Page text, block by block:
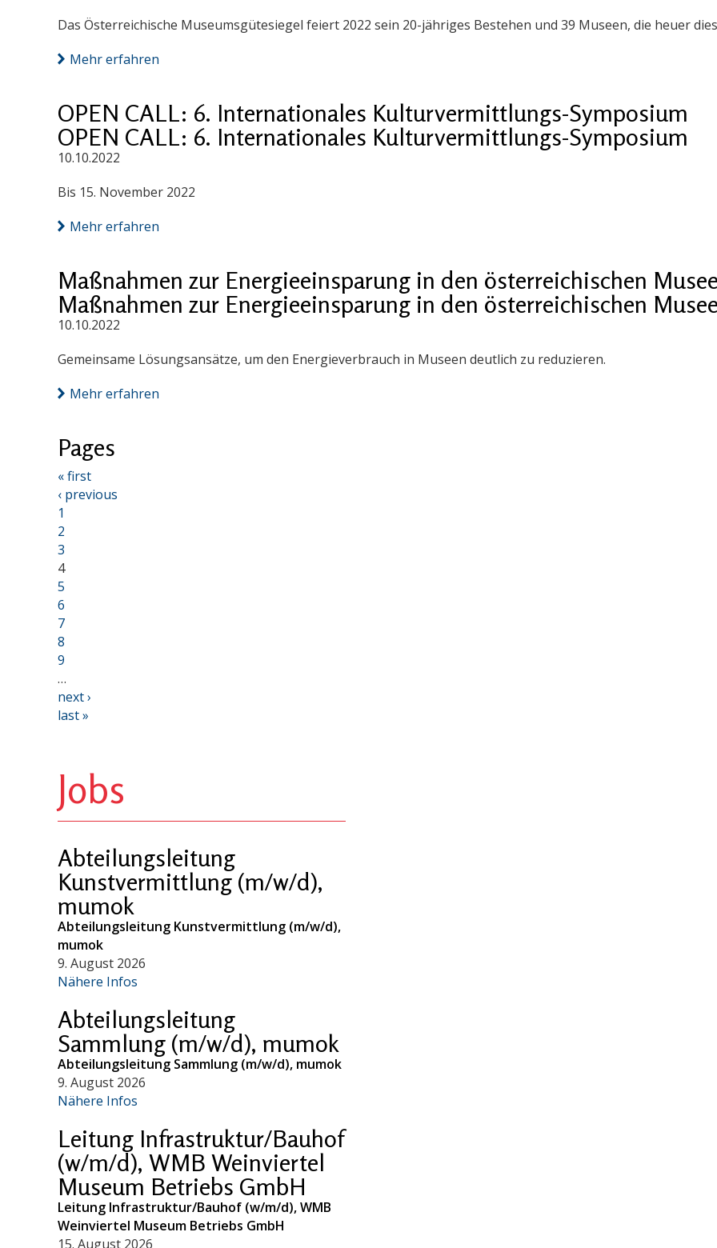
Das Österreichische Museumsgütesiegel feiert 2022 sein 20-jähriges Bestehen und 39 Museen, die heuer
Mehr erfahren
OPEN CALL: 6. Internationales Kulturvermittlungs-Symposium
OPEN CALL: 6. Internationales Kulturvermittlungs-Symposium
10.10.2022
Bis 15. November 2022
Mehr erfahren
Maßnahmen zur Energieeinsparung in den österreichischen
Maßnahmen zur Energieeinsparung in den österreichischen
10.10.2022
Gemeinsame Lösungsansätze, um den Energieverbrauch in Museen deutlich zu reduzieren.
Mehr erfahren
Pages
« first
‹ previous
1
2
3
4
5
6
7
8
9
…
next ›
last »
Jobs
Abteilungsleitung
Kunstvermittlung (m/w/d),
mumok
Abteilungsleitung Kunstvermittlung (m/w/d),
mumok
9. August 2026
Nähere Infos
Abteilungsleitung
Sammlung (m/w/d), mumok
Abteilungsleitung Sammlung (m/w/d), mumok
9. August 2026
Nähere Infos
Leitung Infrastruktur/Bauhof
(w/m/d), WMB Weinviertel
Museum Betriebs GmbH
Leitung Infrastruktur/Bauhof (w/m/d), WMB
Weinviertel Museum Betriebs GmbH
15. August 2026